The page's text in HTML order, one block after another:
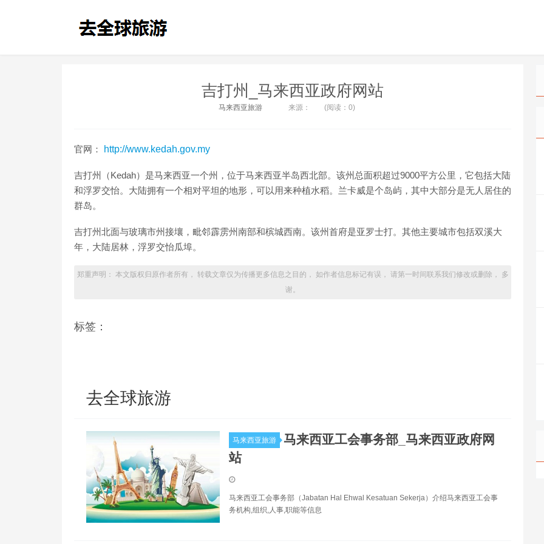
吉打州_马来西亚政府网站
马来西亚旅游 来源： (阅读：0)
官网： http://www.kedah.gov.my
吉打州（Kedah）是马来西亚一个州，位于马来西亚半岛西北部。该州总面积超过9000平方公里，它包括大陆
和浮罗交怡。大陆拥有一个相对平坦的地形，可以用来种植水稻。兰卡威是个岛屿，其中大部分是无人居住的
群岛。
吉打州北面与玻璃市州接壤，毗邻霹雳州南部和槟城西南。该州首府是亚罗士打。其他主要城市包括双溪大
年，大陆居林，浮罗交怡瓜埠。
郑重声明： 本文版权归原作者所有， 转载文章仅为传播更多信息之目的， 如作者信息标记有误， 请第一时间联系我们修改或删除， 多
谢。
标签：
去全球旅游
马来西亚旅游
马来西亚工会事务部_马来西亚政府网
站
马来西亚工会事务部（Jabatan Hal Ehwal Kesatuan Sekerja）介绍马来西亚工会事
务机构,组织,人事,职能等信息